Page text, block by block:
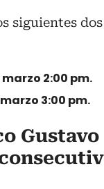
siguientes
2:00 pm.
3:00 pm.